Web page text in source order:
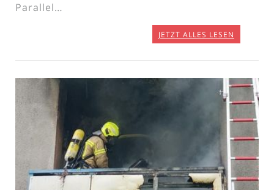
Parallel…
JETZT ALLES LESEN